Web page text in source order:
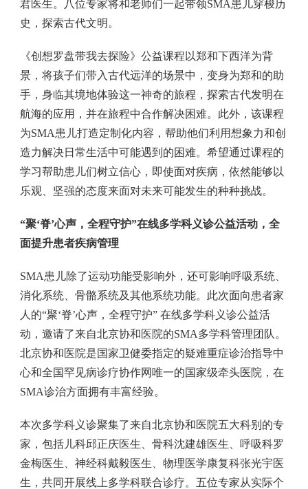
君医生。八位专家将和老师们一起带领SMA患儿穿梭历
史，探索古代文明。
《创想罗盘带我去探险》公益课程以郑和下西洋为背
景，将孩子们带入古代远洋的场景中，变身为郑和的助
手，身临其境地体验这一神奇的旅程，探索古代发明在
航海的应用，并在旅程中合作解决困难。此外，该课程
为SMA患儿打造定制化内容，帮助他们利用想象力和创
造力解决日常生活中可能遇到的困难。希望通过课程的
学习帮助患儿们树立信心，即使面对疾病，依然能够以
乐观、坚强的态度来面对未来可能发生的种种挑战。
“聚‘脊’心声，全程守护”在线多学科义诊公益活动，全
面提升患者疾病管理
SMA患儿除了运动功能受影响外，还可影响呼吸系统、
消化系统、骨骼系统及其他系统功能。此次面向患者家
人的“聚‘脊’心声，全程守护” 在线多学科义诊公益活
动，邀请了来自北京协和医院的SMA多学科管理团队。
北京协和医院是国家卫健委指定的疑难重症诊治指导中
心和全国罕见病诊疗协作网唯一的国家级牵头医院，在
SMA诊治方面拥有丰富经验。
本次多学科义诊聚集了来自北京协和医院五大科别的专
家，包括儿科邱正庆医生、骨科沈建雄医生、呼吸科罗
金梅医生、神经科戴毅医生、物理医学康复科张光宇医
生，共同开展线上多学科联合诊疗。五位专家从实际个